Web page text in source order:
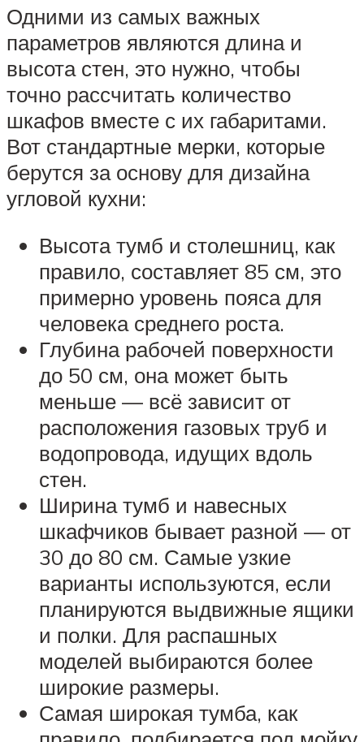
Одними из самых важных
параметров являются длина и
высота стен, это нужно, чтобы
точно рассчитать количество
шкафов вместе с их габаритами.
Вот стандартные мерки, которые
берутся за основу для дизайна
угловой кухни:
Высота тумб и столешниц, как
правило, составляет 85 см, это
примерно уровень пояса для
человека среднего роста.
Глубина рабочей поверхности
до 50 см, она может быть
меньше — всё зависит от
расположения газовых труб и
водопровода, идущих вдоль
стен.
Ширина тумб и навесных
шкафчиков бывает разной — от
30 до 80 см. Самые узкие
варианты используются, если
планируются выдвижные ящики
и полки. Для распашных
моделей выбираются более
широкие размеры.
Самая широкая тумба, как